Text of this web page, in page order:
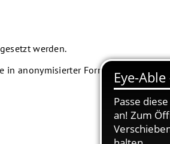
werden.
anonymisierter Form zu sammeln.